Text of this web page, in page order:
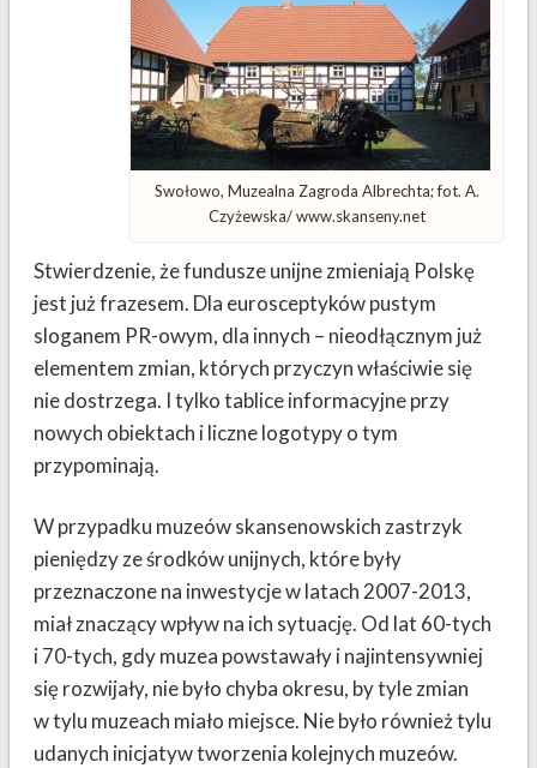
Swołowo, Muzealna Zagroda Albrechta; fot. A.
Czyżewska/ www.skanseny.net
Stwierdzenie, że fundusze unijne zmieniają Polskę
jest już frazesem. Dla eurosceptyków pustym
sloganem PR-owym, dla innych – nieodłącznym już
elementem zmian, których przyczyn właściwie się
nie dostrzega. I tylko tablice informacyjne przy
nowych obiektach i liczne logotypy o tym
przypominają.
W przypadku muzeów skansenowskich zastrzyk
pieniędzy ze środków unijnych, które były
przeznaczone na inwestycje w latach 2007-2013,
miał znaczący wpływ na ich sytuację. Od lat 60-tych
i 70-tych, gdy muzea powstawały i najintensywniej
się rozwijały, nie było chyba okresu, by tyle zmian
w tylu muzeach miało miejsce. Nie było również tylu
udanych inicjatyw tworzenia kolejnych muzeów.